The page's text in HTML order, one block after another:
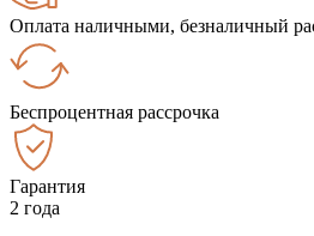
Оплата наличными, безналичный
Беспроцентная рассрочка
Гарантия
2 года